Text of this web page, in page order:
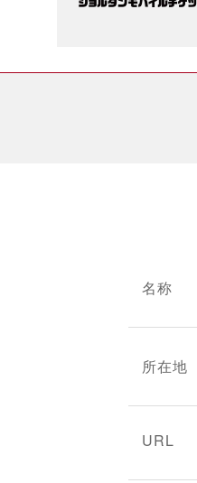
名称
所在地
URL